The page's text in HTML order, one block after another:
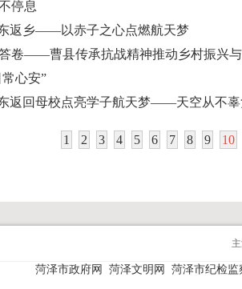
停息
返乡——以赤子之心点燃航天梦
卷——曹县传承抗战精神推动乡村振兴
常心安”
返回母校点亮学子航天梦——天空从不辜
1 2 3 4 5 6 7 8 9 10
菏泽市政府网 菏泽文明网 菏泽市纪检监